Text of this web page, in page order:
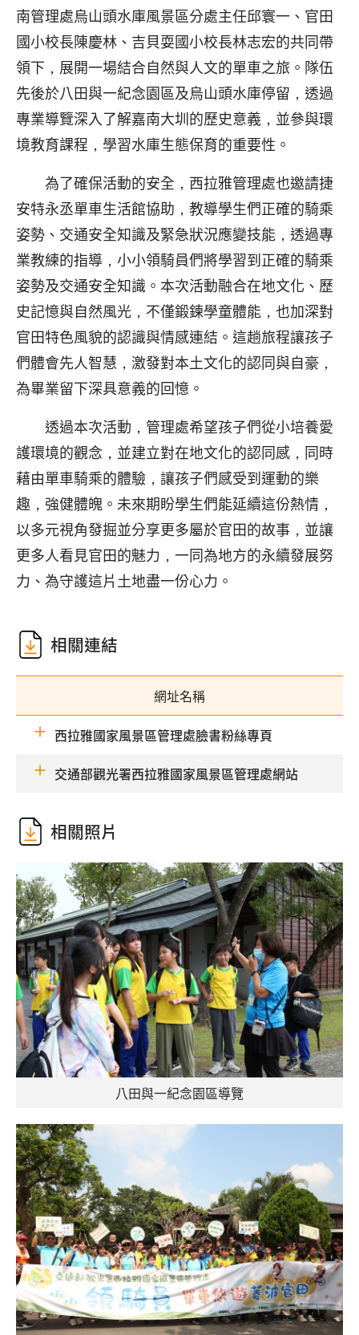
南管理處烏山頭水庫風景區分處主任邱寰一、官田
國小校長陳慶林、吉貝耍國小校長林志宏的共同帶
領下，展開一場結合自然與人文的單車之旅。隊伍
先後於八田與一紀念園區及烏山頭水庫停留，透過
專業導覽深入了解嘉南大圳的歷史意義，並參與環
境教育課程，學習水庫生態保育的重要性。
為了確保活動的安全，西拉雅管理處也邀請捷
安特永丞單車生活館協助，教導學生們正確的騎乘
姿勢、交通安全知識及緊急狀況應變技能，透過專
業教練的指導，小小領騎員們將學習到正確的騎乘
姿勢及交通安全知識。本次活動融合在地文化、歷
史記憶與自然風光，不僅鍛鍊學童體能，也加深對
官田特色風貌的認識與情感連結。這趟旅程讓孩子
們體會先人智慧，激發對本土文化的認同與自豪，
為畢業留下深具意義的回憶。
透過本次活動，管理處希望孩子們從小培養愛
護環境的觀念，並建立對在地文化的認同感，同時
藉由單車騎乘的體驗，讓孩子們感受到運動的樂
趣，強健體魄。未來期盼學生們能延續這份熱情，
以多元視角發掘並分享更多屬於官田的故事，並讓
更多人看見官田的魅力，一同為地方的永續發展努
力、為守護這片土地盡一份心力。
相關連結
網址名稱
西拉雅國家風景區管理處臉書粉絲專頁
交通部觀光署西拉雅國家風景區管理處網站
相關照片
八田與一紀念園區導覽